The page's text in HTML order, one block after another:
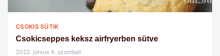
CSOKIS SÜTIK
Csokicseppes keksz airfryerben sütve
2022. június 4. szombat